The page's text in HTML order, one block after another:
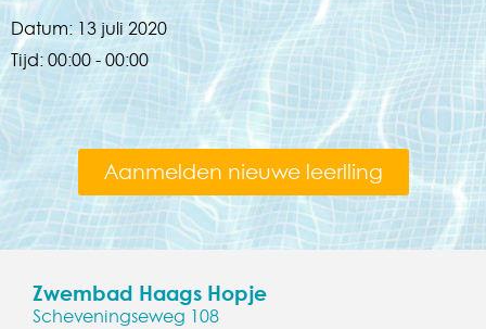
Datum:13 juli 2020
Tijd: 00:00 - 00:00
Aanmelden nieuwe leerlling
Zwembad Haags Hopje
Scheveningseweg 108